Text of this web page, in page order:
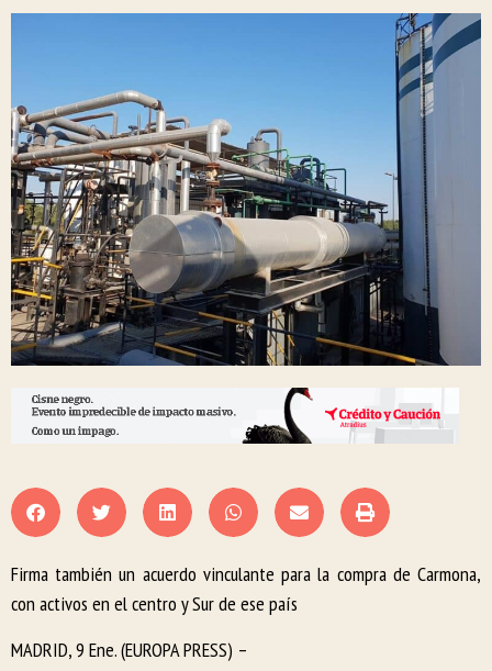
Firma también un acuerdo vinculante para la compra de Carmona,
con activos en el centro y Sur de ese país
MADRID, 9 Ene. (EUROPA PRESS) –